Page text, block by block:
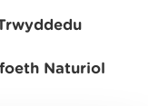
Naturiol